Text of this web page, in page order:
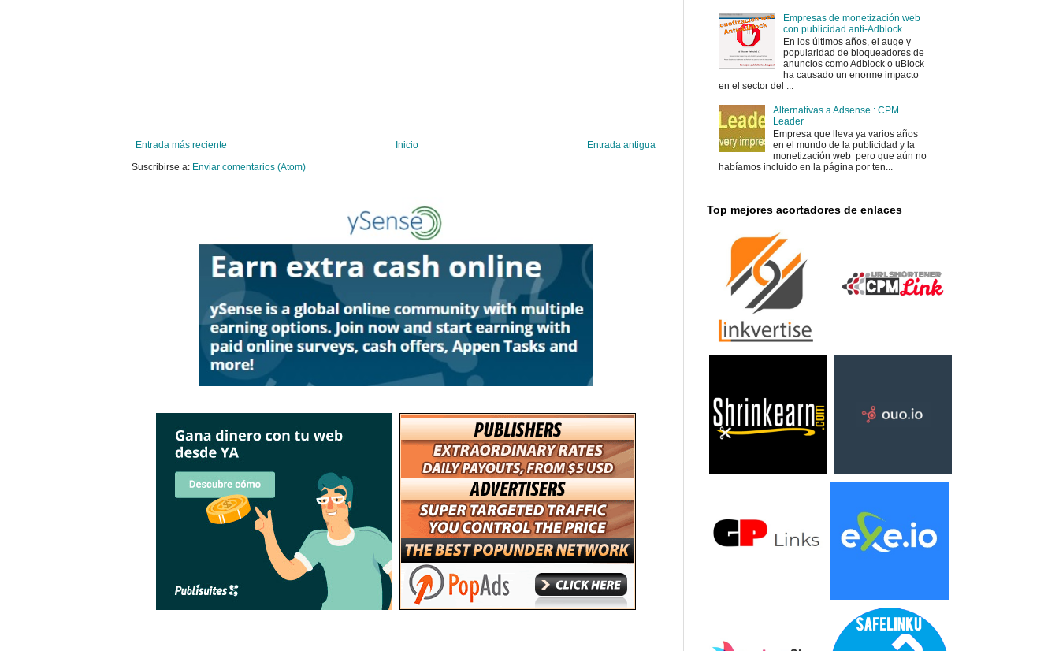
Entrada más reciente Entrada antigua
Inicio
Suscribirse a: Enviar comentarios (Atom)
Empresas de monetización web
con publicidad anti-Adblock
En los últimos años, el auge y
popularidad de bloqueadores de
anuncios como Adblock o uBlock
ha causado un enorme impacto
en el sector del ...
Alternativas a Adsense : CPM
Leader
Empresa que lleva ya varios años
en el mundo de la publicidad y la
monetización web pero que aún no
habíamos incluido en la página por ten...
Top mejores acortadores de enlaces